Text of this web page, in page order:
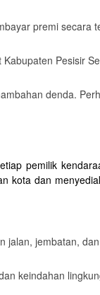
premi secara
Pesisir
denda.
pemilik
kota dan
jalan, jembatan,
keindahan